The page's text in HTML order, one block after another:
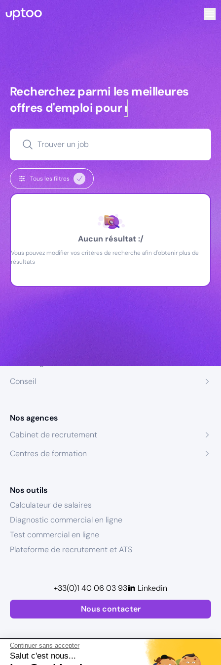
Continuer sans accepter
Salut c'est nous...
Recherchez parmi les meilleures
Recherchez parmi les meilleures
offres d'emploi pourmanagers
Trouver un job
Tous les filtres
Aucun résultat :/
Vous pouvez modifier vos critères de recherche afin d'obtenir plus de
résultats
Conseil
Nos agences
Cabinet de recrutement
Centres de formation
Nos outils
Calculateur de salaires
Diagnostic commercial en ligne
Test commercial en ligne
Plateforme de recrutement et ATS
Nous contacter
+33(0)1 40 06 03 93 Linkedin